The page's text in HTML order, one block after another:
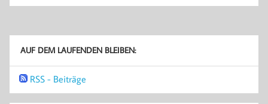
AUF DEM LAUFENDEN BLEIBEN:
RSS - Beiträge